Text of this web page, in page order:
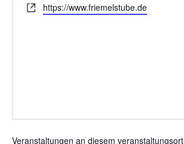
Webseitehttps://www.friemelstube.de
Veranstaltungen an diesem veranstaltungsort